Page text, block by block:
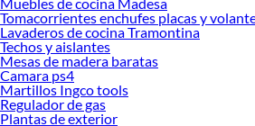
espacios y necesidades, podrás elegir el equipo que
Cada detalle está pensado para simplificar tu día y
jugos naturales siempre que lo desees.
Explora nuestras colecciones disponibles y
Conoce más sobre sus beneficios y elige el
transformará tu forma de preparar bebidas.
Tomacorrientes enchufes placas y
Lavaderos de cocina Tramontina
Techos y aislantes
Mesas de madera baratas
Camara ps4
Martillos Ingco tools
Regulador de gas
Plantas de exterior